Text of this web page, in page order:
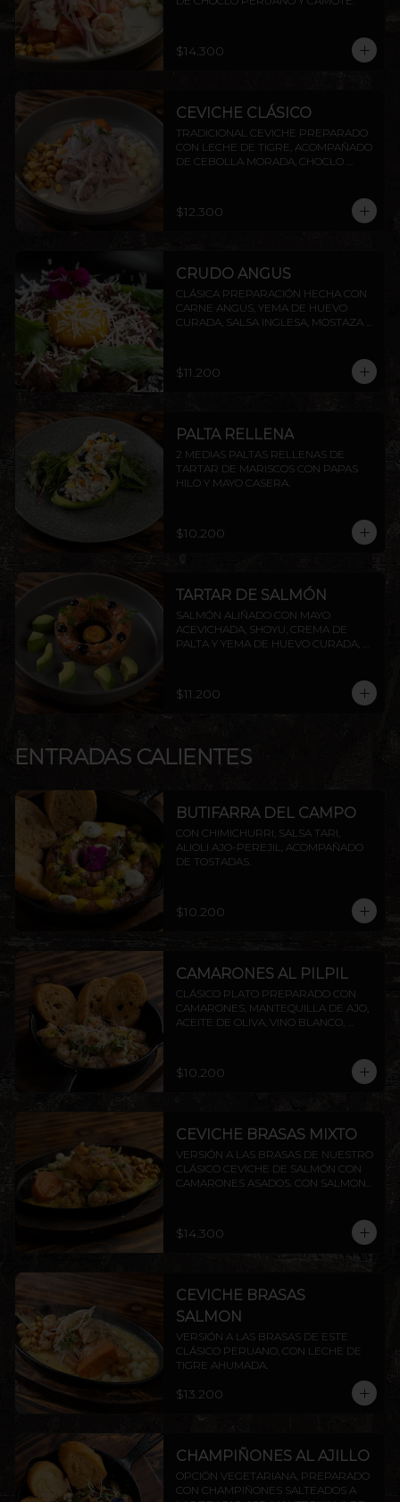
$14.300
CEVICHE CLÁSICO
TRADICIONAL CEVICHE PREPARADO
CON LECHE DE TIGRE, ACOMPAÑADO
DE CEBOLLA MORADA, CHOCLO
$12.300
CRUDO ANGUS
CLÁSICA PREPARACIÓN HECHA CON
CARNE ANGUS, YEMA DE HUEVO
CURADA, SALSA INGLESA, MOSTAZA
DE TOSTADAS DE LA CASA.
$11.200
PALTA RELLENA
2 MEDIAS PALTAS RELLENAS DE
TARTAR DE MARISCOS CON PAPAS
HILO Y MAYO CASERA.
$10.200
TARTAR DE SALMÓN
SALMÓN ALIÑADO CON MAYO
ACEVICHADA, SHOYU, CREMA DE
PALTA Y YEMA DE HUEVO CURADA,
$11.200
ENTRADAS CALIENTES
BUTIFARRA DEL CAMPO
CON CHIMICHURRI, SALSA TARI,
ALIOLI AJO-PEREJIL, ACOMPAÑADO
DE TOSTADAS.
$10.200
CAMARONES AL PILPIL
CLÁSICO PLATO PREPARADO CON
CAMARONES, MANTEQUILLA DE AJO,
ACEITE DE OLIVA, VINO BLANCO,
$10.200
CEVICHE BRASAS MIXTO
VERSIÓN A LAS BRASAS DE NUESTRO
CLÁSICO CEVICHE DE SALMÓN CON
CAMARONES ASADOS. CON SALMON
$14.300
CEVICHE BRASAS
SALMON
VERSIÓN A LAS BRASAS DE ESTE
CLÁSICO PERUANO, CON LECHE DE
TIGRE AHUMADA.
$13.200
CHAMPIÑONES AL AJILLO
OPCIÓN VEGETARIANA, PREPARADO
CON CHAMPIÑONES SALTEADOS A